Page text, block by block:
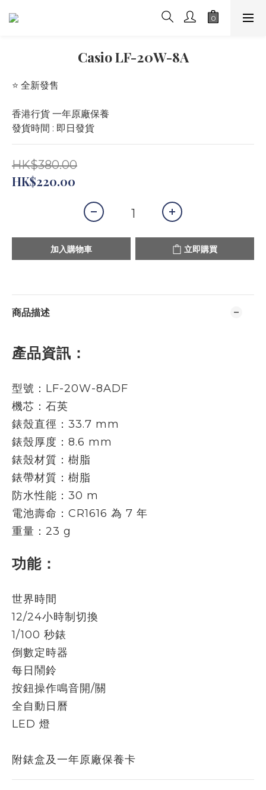
Casio LF-20W-8A
⭐️ 全新發售
香港行貨 一年原廠保養
發貨時間 : 即日發貨
HK$380.00
HK$220.00
加入購物車 立即購買
商品描述
產品資訊：
型號： LF-20W-8ADF
機芯：石英
錶殼直徑：33.7 mm
錶殼厚度：8.6 mm
錶殼材質：樹脂
錶帶材質 ：樹脂
防水性能：30 m
電池壽命：CR1616 為 7 年
重量：23 g
功能：
世界時間
12/24小時制切換
1/100 秒錶
倒數定時器
每日鬧鈴
按鈕操作鳴音開/關
全自動日曆
LED 燈
附錶盒及一年原廠保養卡